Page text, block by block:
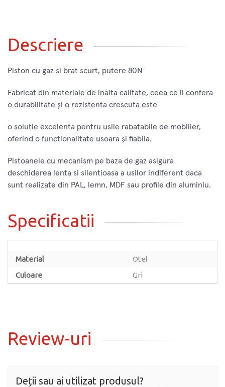
Descriere
Piston cu gaz si brat scurt, putere 80N
Fabricat din materiale de inalta calitate, ceea ce ii confera
o durabilitate și o rezistenta crescuta este
o solutie excelenta pentru usile rabatabile de mobilier,
oferind o functionalitate usoara și fiabila.
Pistoanele cu mecanism pe baza de gaz asigura
deschiderea lenta si silentioasa a usilor indiferent daca
sunt realizate din PAL, lemn, MDF sau profile din aluminiu.
Specificatii
Material
Otel
Culoare
Gri
Review-uri
Deții sau ai utilizat produsul?